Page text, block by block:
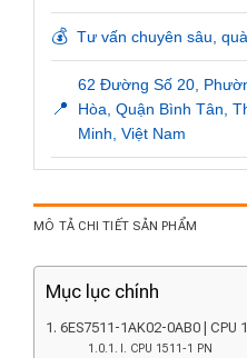
💰 Tư vấn chuyên sâu,
📍
62 Đường Số 20,
Hòa, Quận Bình Tân,
Minh, Việt Nam
MÔ TẢ CHI TIẾT SẢN PHẨM
Mục lục chính
6ES7511-1AK02-0AB0 | CPU
I. CPU 1511-1 PN